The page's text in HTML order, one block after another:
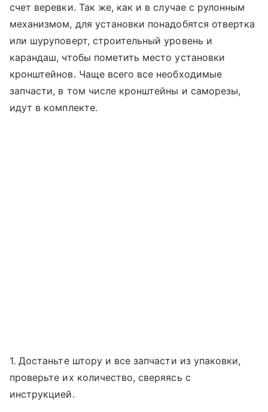
счет веревки. Так же, как и в случае с рулонным
механизмом, для установки понадобятся отвертка
или шуруповерт, строительный уровень и
карандаш, чтобы пометить место установки
кронштейнов. Чаще всего все необходимые
запчасти, в том числе кронштейны и саморезы,
идут в комплекте.
1. Достаньте штору и все запчасти из упаковки,
проверьте их количество, сверяясь с
инструкцией.